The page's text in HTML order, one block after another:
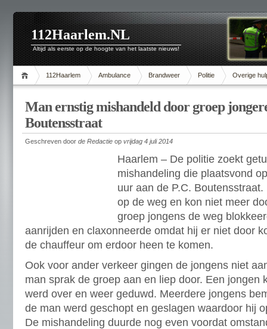
112Haarlem.NL
Altijd als eerste op de hoogte van het laatste nieuws!
112Haarlem Ambulance Brandweer Politie Overige
Man ernstig mishandeld door groep
Boutensstraat
Geschreven door de Redactie op vrijdag 4 juli 2014
Haarlem – De politie zoekt
mishandeling die plaatsvond
uur aan de P.C.
op de weg en kon niet meer
groep jongens de weg
aanrijden en claxonneerde omdat hij er niet door
de chauffeur om erdoor heen te komen.
Ook voor ander verkeer gingen de jongens niet
man sprak de groep aan en liep door. Een jongen
werd over en weer geduwd. Meerdere jongens
de man werd geschopt en geslagen waardoor hij
De mishandeling duurde nog even voordat